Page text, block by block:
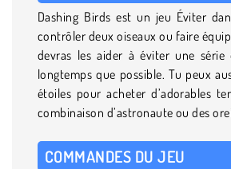
Dashing Birds est un jeu Éviter
contrôler deux oiseaux ou faire
devras les aider à éviter une série
longtemps que possible. Tu peux
étoiles pour acheter d’adorables
combinaison d’astronaute ou des
COMMANDES DU JEU